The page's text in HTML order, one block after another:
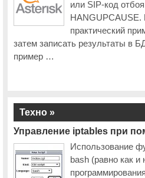
или SIP-код
HANGUPCAUSE.
практический
затем записать результаты в
пример …
Техно »
Управление iptables при
Использование
bash (равно как и